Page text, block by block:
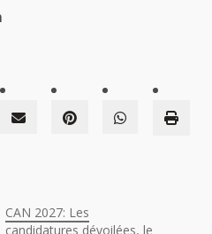
CAN 2027: Les
candidatures dévoilées, le